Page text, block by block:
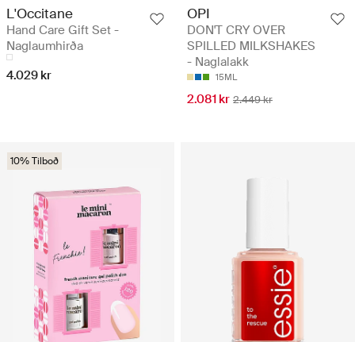
L'Occitane
Hand Care Gift Set -
Naglaumhirða
4.029 kr
OPI
DON'T CRY OVER
SPILLED MILKSHAKES
- Naglalakk
15ML
2.081 kr 2.449 kr
10% Tilboð